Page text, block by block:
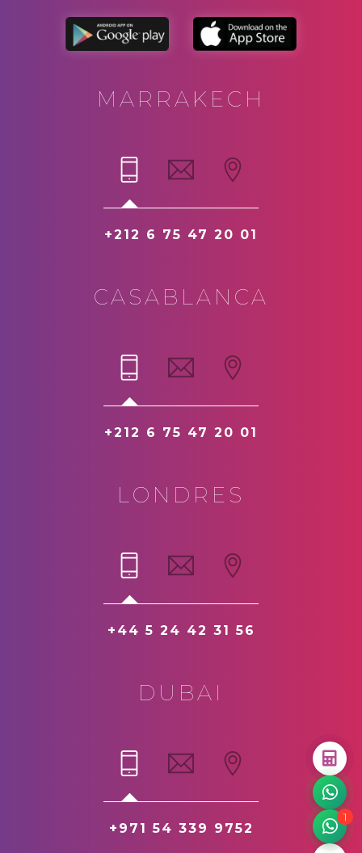
1
MARRAKECH
+212 6 75 47 20 01
CASABLANCA
+212 6 75 47 20 01
LONDRES
+44 5 24 42 31 56
DUBAI
+971 54 339 9752